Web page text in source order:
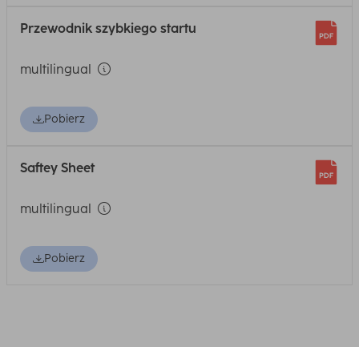
Przewodnik szybkiego startu
multilingual
Pobierz
Saftey Sheet
multilingual
Pobierz